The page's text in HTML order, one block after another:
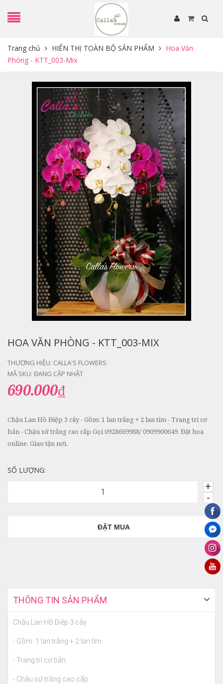
Trang chủ HIỂN THỊ TOÀN BỘ SẢN PHẨM
Hoa Văn
Phòng - KTT_003-Mix
HOA VĂN PHÒNG - KTT_003-MIX
THƯƠNG HIỆU: CALLA'S FLOWERS
MÃ SKU: ĐANG CẬP NHẬT
690.000₫
Chậu Lan Hồ Điệp 3 cây - Gồm: 1 lan trắng + 2 lan tím - Trang trí cơ
bản - Chậu sứ trắng cao cấp Gọi 0928669988/ 0909900649. Đặt hoa
online. Giao tận nơi.
SỐ LƯỢNG:
-
+
ĐẶT MUA
THÔNG TIN SẢN PHẨM
Chậu Lan Hồ Điệp 3 cây
- Gồm: 1 lan trắng + 2 lan tím
- Trang trí cơ bản
- Chậu sứ trắng cao cấp